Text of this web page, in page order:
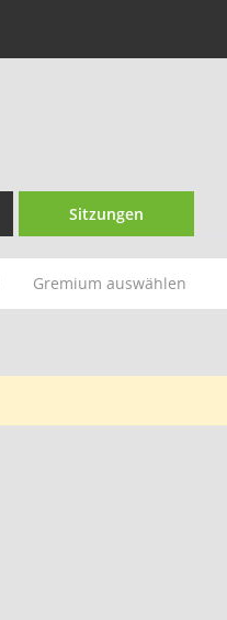
Sitzungen
Gremium auswählen